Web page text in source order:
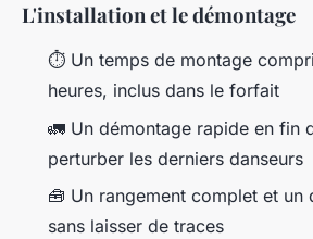
L'installation et le démontage
⏱️ Un temps de montage
heures, inclus dans le forfait
🚛 Un démontage rapide en fin
perturber les derniers danseurs
🧰 Un rangement complet et un
sans laisser de traces